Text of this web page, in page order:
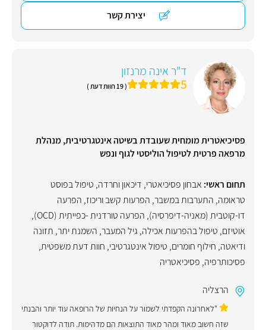
יצירת קשר
ד"ר אינה מרנזון
5 ( 19 חוות דעת )
פסיכיאטרית מומחית שעובדת בשיטה אינטגרטיבית, מנהלת
מרפאה פרטית לטיפול הוליסטי לגוף ונפש
תחום ראשי: אבחון פסיכיאטרי, דיכאון וחרדה, טיפול בפוסט
טראומה, התערבות במשבר, הפרעות קשב וריכוז, הפרעה
דו-קוטבית (מאניה-דיפרסיה), הפרעה טורדנית -כפייתית (OCD)
,
אוטיזם, טיפול בהפרעות אכילה, גיל המעבר, השמנת יתר, תזונה
ודיאטה, חילוף חומרים, טיפול אינטגרטיבי, חוות דעת משפטית,
פסיכותרפיה, פסיכיאטריה
הרצליה
"לאחרונה הקפדתי לשמור על הנחיות של הרופאה עוד יותר והבנתי
שזה חשוב מאוד ומהר מאוד התוצאות הם מדהימות. תודה לדוקטור